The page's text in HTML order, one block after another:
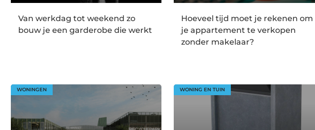
Van werkdag tot weekend zo
bouw je een garderobe die werkt
Hoeveel tijd moet je rekenen om
je appartement te verkopen
zonder makelaar?
WONINGEN WONING EN TUIN